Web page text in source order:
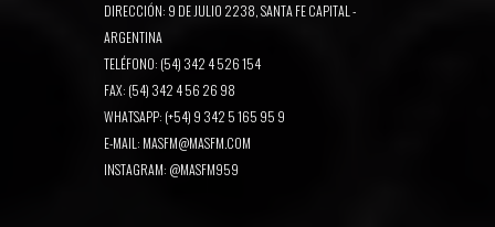
DIRECCIÓN: 9 DE JULIO 2238, SANTA FE CAPITAL -
ARGENTINA
TELÉFONO: (54) 342 4 526 154
FAX: (54) 342 4 56 26 98
WHATSAPP: (+54) 9 342 5 165 95 9
E-MAIL: MASFM@MASFM.COM
INSTAGRAM: @MASFM959